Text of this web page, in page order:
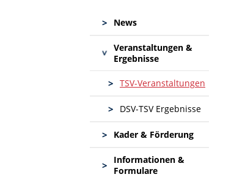
> News
>
Veranstaltungen &
Ergebnisse
> TSV-Veranstaltungen
> DSV-TSV Ergebnisse
> Kader & Förderung
>
Informationen &
Formulare